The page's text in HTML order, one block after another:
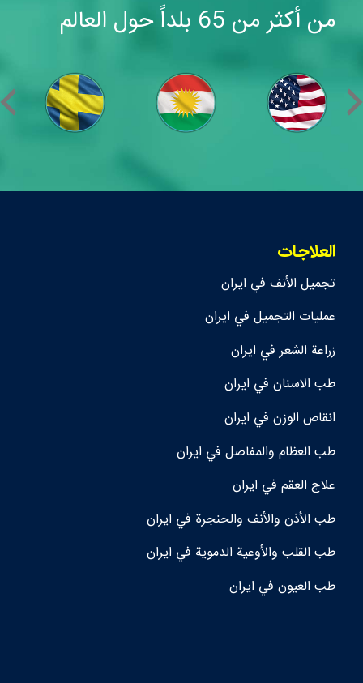
من أكثر من 65 بلداً حول العالم
العلاجات
تجمیل الأنف في ايران
عمليات التجميل في ايران
زراعة الشعر في ايران
طب الاسنان في ايران
انقاص الوزن في ايران
طب العظام والمفاصل في ايران
علاج العقم في ايران
طب الأذن والأنف والحنجرة في ايران
طب القلب والأوعية الدموية في ايران
طب العيون في ايران